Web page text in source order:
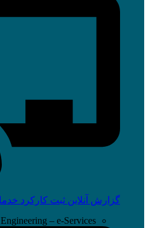
گزارش آنلاین ثبت کارکرد
– e-Services